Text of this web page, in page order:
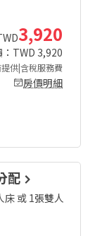
3,920
TWD 3,920
供|含稅服務費
房價明細
配
床 或 1張雙人